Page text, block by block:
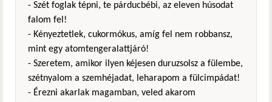
- Szét foglak tépni, te párducbébi, az eleven húsodat
falom fel!
- Kényeztetlek, cukormókus, amíg fel nem robbansz,
mint egy atomtengeralattjáró!
- Szeretem, amikor ilyen kéjesen duruzsolsz a fülembe,
szétnyalom a szemhéjadat, leharapom a fülcimpádat!
- Érezni akarlak magamban, veled akarom